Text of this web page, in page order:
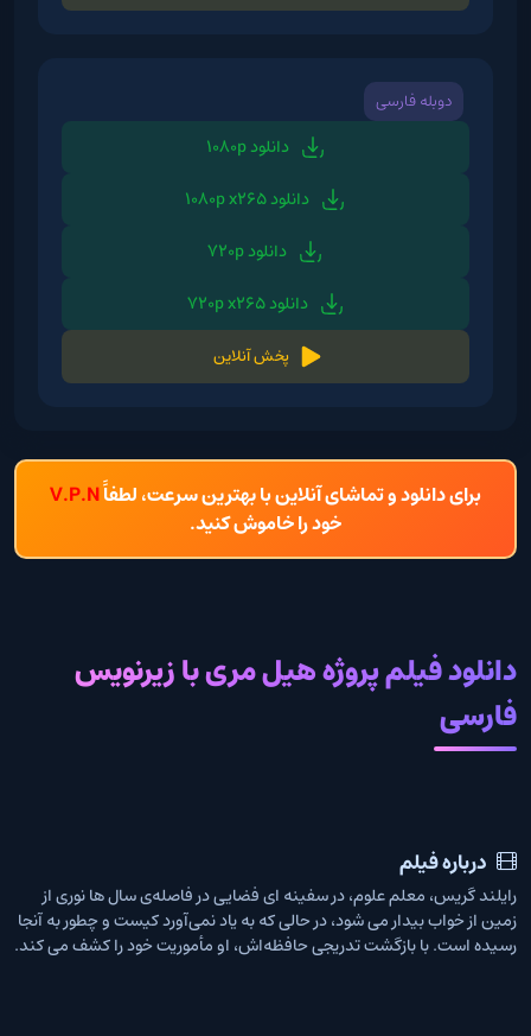
دوبله فارسی
دانلود 1080p
دانلود 1080p x265
دانلود 720p
دانلود 720p x265
پخش آنلاین
برای دانلود و تماشای آنلاین با بهترین سرعت، لطفاًV.P.N
خود را خاموش کنید.
دانلود فیلم پروژه هیل مری با زیرنویس
فارسی
درباره فیلم
رایلند گریس، معلم علوم، در سفینه ای فضایی در فاصله‌ی سال ها نوری از
زمین از خواب بیدار می شود، در حالی که به یاد نمی‌آورد کیست و چطور به آنجا
رسیده است. با بازگشت تدریجی حافظه‌اش، او مأموریت خود را کشف می کند.